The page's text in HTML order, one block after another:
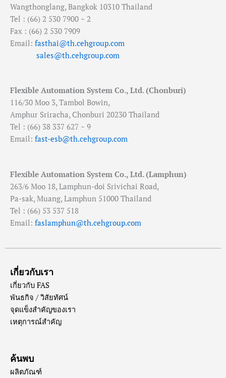
Wangthonglang, Bangkok 10310 Thailand
Tel : (66) 2 530 7900 ~ 2
Fax : (66) 2 530 7909
Email: fasthai@th.cehgroup.com
sales@th.cehgroup.com
Flexible Automation System Co., Ltd. (Chonburi)
116/30 Moo 3, Tambol Bowin,
Amphur Sriracha, Chonburi 20230 Thailand
Tel : (66) 38 337 627 ~ 9
Email: fast-esb@th.cehgroup.com
Flexible Automation System Co., Ltd. (Lamphun)
263/6 Moo 18, Lamphun-doi Srivichai Road,
Pa-sak, Muang, Lamphun 51000 Thailand
Tel : (66) 53 537 518
Email: faslamphun@th.cehgroup.com
เกี่ยวกับเรา
เกี่ยวกับ FAS
พันธกิจ / วิสัยทัศน์
จุดแข็งสำคัญของเรา
เหตุการณ์สำคัญ
ค้นพบ
ผลิตภัณฑ์